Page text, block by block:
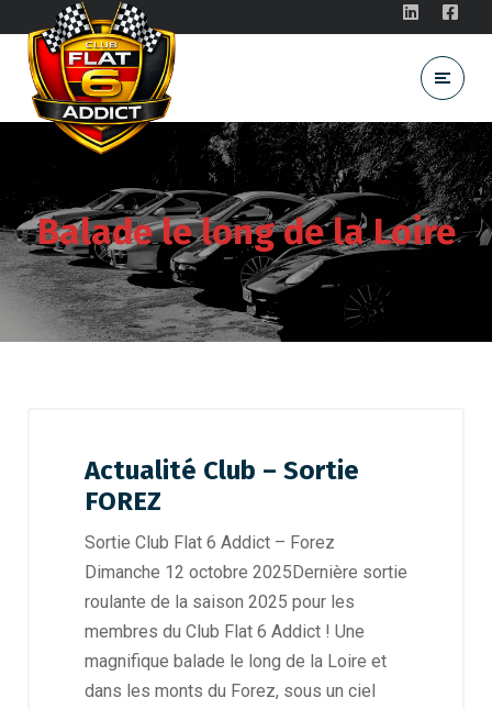
Balade le long de la Loire
Actualité Club – Sortie
FOREZ
Sortie Club Flat 6 Addict – Forez
Dimanche 12 octobre 2025Dernière sortie
roulante de la saison 2025 pour les
membres du Club Flat 6 Addict ! Une
magnifique balade le long de la Loire et
dans les monts du Forez, sous un ciel